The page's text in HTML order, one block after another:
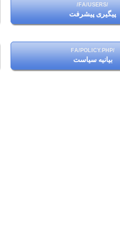
پیگیری پیشرفت
بیانیه سیاست